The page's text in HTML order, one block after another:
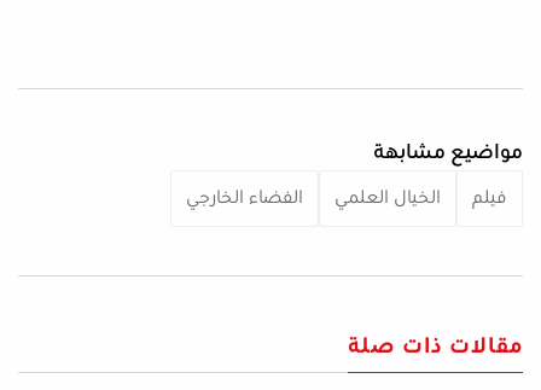
مواضيع مشابهة
فيلم الخيال العلمي الفضاء الخارجي
مقالات ذات صلة